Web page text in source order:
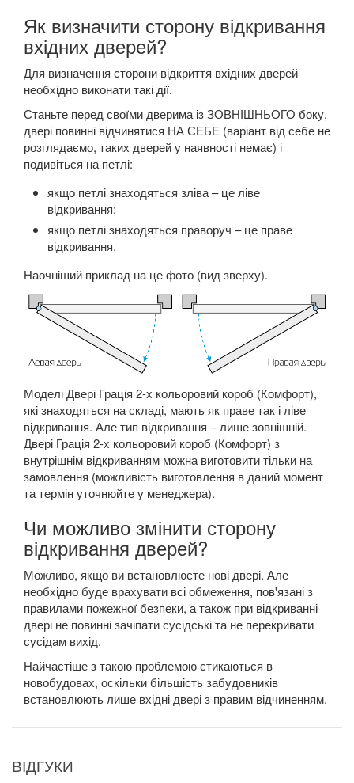
Як визначити сторону відкривання
вхідних дверей?
Для визначення сторони відкриття вхідних дверей
необхідно виконати такі дії.
Станьте перед своїми дверима із ЗОВНІШНЬОГО боку,
двері повинні відчинятися НА СЕБЕ (варіант від себе не
розглядаємо, таких дверей у наявності немає) і
подивіться на петлі:
якщо петлі знаходяться зліва – це ліве
відкривання;
якщо петлі знаходяться праворуч – це праве
відкривання.
Наочніший приклад на це фото (вид зверху).
Моделі Двері Грація 2-х кольоровий короб (Комфорт),
які знаходяться на складі, мають як праве так і ліве
відкривання. Але тип відкривання – лише зовнішній.
Двері Грація 2-х кольоровий короб (Комфорт) з
внутрішнім відкриванням можна виготовити тільки на
замовлення (можливість виготовлення в даний момент
та термін уточнюйте у менеджера).
Чи можливо змінити сторону
відкривання дверей?
Можливо, якщо ви встановлюєте нові двері. Але
необхідно буде врахувати всі обмеження, пов'язані з
правилами пожежної безпеки, а також при відкриванні
двері не повинні зачіпати сусідські та не перекривати
сусідам вихід.
Найчастіше з такою проблемою стикаються в
новобудовах, оскільки більшість забудовників
встановлюють лише вхідні двері з правим відчиненням.
ВІДГУКИ